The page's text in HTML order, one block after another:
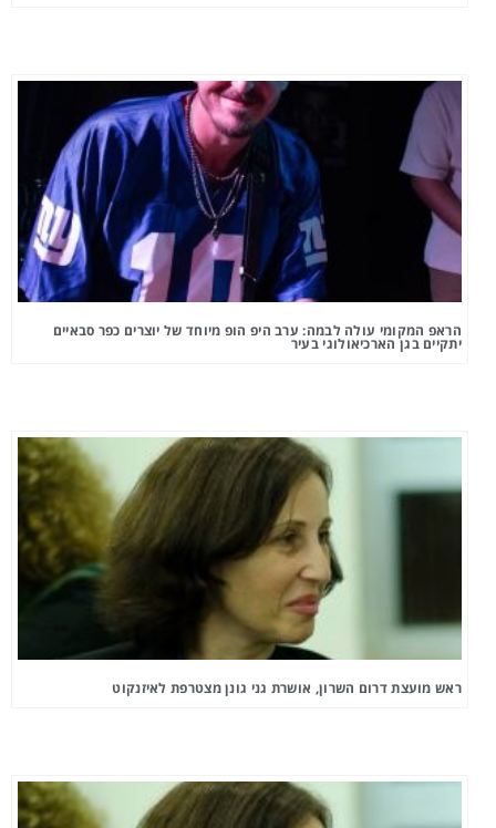
הראפ המקומי עולה לבמה: ערב היפ הופ מיוחד של יוצרים כפר סבאיים
יתקיים בגן הארכיאולוגי בעיר
ראש מועצת דרום השרון, אושרת גני גונן מצטרפת לאיזנקוט